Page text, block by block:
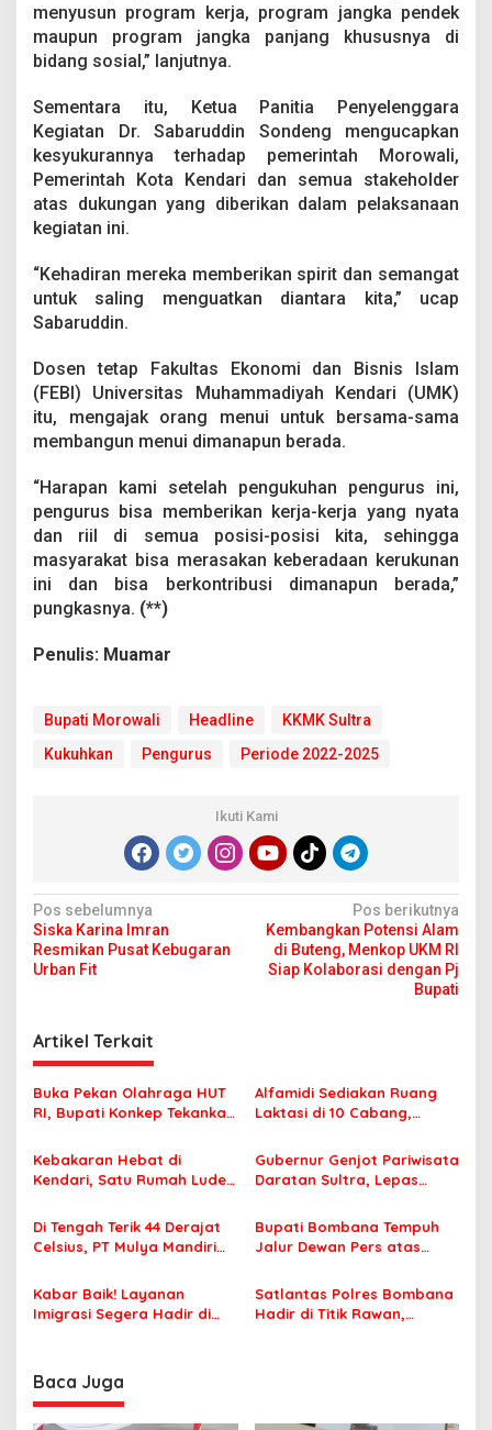
menyusun program kerja, program jangka pendek
maupun program jangka panjang khususnya di
bidang sosial,” lanjutnya.
Sementara itu, Ketua Panitia Penyelenggara
Kegiatan Dr. Sabaruddin Sondeng mengucapkan
kesyukurannya terhadap pemerintah Morowali,
Pemerintah Kota Kendari dan semua stakeholder
atas dukungan yang diberikan dalam pelaksanaan
kegiatan ini.
“Kehadiran mereka memberikan spirit dan semangat
untuk saling menguatkan diantara kita,” ucap
Sabaruddin.
Dosen tetap Fakultas Ekonomi dan Bisnis Islam
(FEBI) Universitas Muhammadiyah Kendari (UMK)
itu, mengajak orang menui untuk bersama-sama
membangun menui dimanapun berada.
“Harapan kami setelah pengukuhan pengurus ini,
pengurus bisa memberikan kerja-kerja yang nyata
dan riil di semua posisi-posisi kita, sehingga
masyarakat bisa merasakan keberadaan kerukunan
ini dan bisa berkontribusi dimanapun berada,”
pungkasnya. (**)
Penulis: Muamar
Bupati Morowali Headline
KKMK Sultra
Kukuhkan
Pengurus Periode 2022-2025
Ikuti Kami
N
a
v
g
a
s
i
p
o
s
Pos sebelumnya
Siska Karina Imran
Resmikan Pusat Kebugaran
Urban Fit
Pos berikutnya
Kembangkan Potensi Alam
di Buteng, Menkop UKM RI
Siap Kolaborasi dengan Pj
Bupati
Artikel Terkait
Buka Pekan Olahraga HUT
RI, Bupati Konkep Tekankan
Tantangan Pembangunan
Alfamidi Sediakan Ruang
Laktasi di 10 Cabang,
ASI Eksklusif
Kebakaran Hebat di
Kendari, Satu Rumah Ludes
Gubernur Genjot Pariwisata
Daratan Sultra, Lepas
Tiga Kabupaten Unggulan
Di Tengah Terik 44 Derajat
Celsius, PT Mulya Mandiri
Jamaah Tetap Sehat dan
Nyaman Beribadah
Bupati Bombana Tempuh
Jalur Dewan Pers atas
Korupsi Jembatan Cirauci II
Kabar Baik! Layanan
Imigrasi Segera Hadir di
Satlantas Polres Bombana
Hadir di Titik Rawan,
Baca Juga